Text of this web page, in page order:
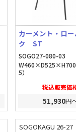
カーメント・ロー
ク ST
SOGO27-080-03
W460×D525×H700
5）
税込販売価
51,930円
SOGOKAGU 26-27